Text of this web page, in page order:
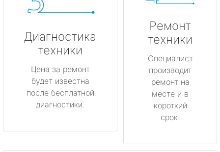
Диагностика
техники
Цена за ремонт
будет известна
после бесплатной
диагностики.
Ремонт
техники
Специалист
производит
ремонт на
месте и в
короткий
срок.